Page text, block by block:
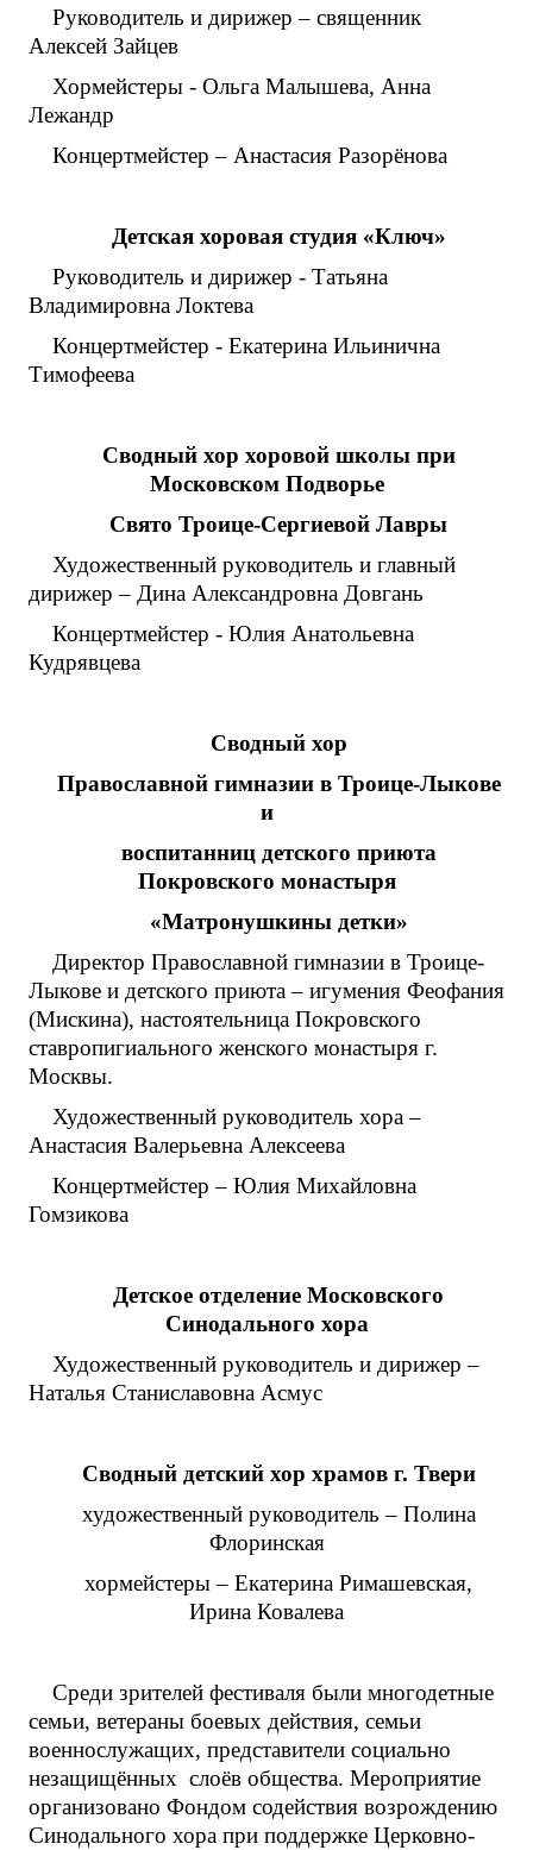
Руководитель и дирижер – священник
Алексей Зайцев
Хормейстеры - Ольга Малышева, Анна
Лежандр
Концертмейстер – Анастасия Разорёнова
Детская хоровая студия «Ключ»
Руководитель и дирижер - Татьяна
Владимировна Локтева
Концертмейстер - Екатерина Ильинична
Тимофеева
Сводный хор хоровой школы при
Московском Подворье
Свято Троице-Сергиевой Лавры
Художественный руководитель и главный
дирижер – Дина Александровна Довгань
Концертмейстер - Юлия Анатольевна
Кудрявцева
Сводный хор
Православной гимназии в Троице-Лыкове
и
воспитанниц детского приюта
Покровского монастыря
«Матронушкины детки»
Директор Православной гимназии в Троице-
Лыкове и детского приюта – игумения Феофания
(Мискина), настоятельница Покровского
ставропигиального женского монастыря г.
Москвы.
Художественный руководитель хора –
Анастасия Валерьевна Алексеева
Концертмейстер – Юлия Михайловна
Гомзикова
Детское отделение Московского
Синодального хора
Художественный руководитель и дирижер –
Наталья Станиславовна Асмус
Сводный детский хор храмов г. Твери
художественный руководитель – Полина
Флоринская
хормейстеры – Екатерина Римашевская,
Ирина Ковалева
Среди зрителей фестиваля были многодетные
семьи, ветераны боевых действия, семьи
военнослужащих, представители социально
незащищённых слоёв общества. Мероприятие
организовано Фондом содействия возрождению
Синодального хора при поддержке Церковно-